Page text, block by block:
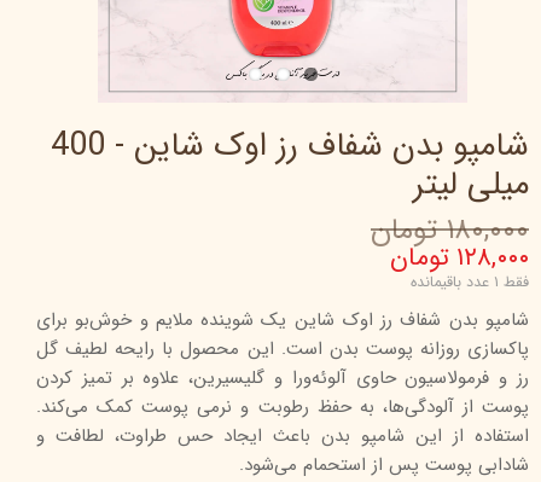
شامپو بدن شفاف رز اوک شاین - 400
میلی لیتر
۱۸۰,۰۰۰ تومان
۱۲۸,۰۰۰ تومان
فقط ۱ عدد باقیمانده
شامپو بدن شفاف رز اوک شاین یک شوینده ملایم و خوش‌بو برای
پاکسازی روزانه پوست بدن است. این محصول با رایحه لطیف گل
رز و فرمولاسیون حاوی آلوئه‌ورا و گلیسیرین، علاوه بر تمیز کردن
پوست از آلودگی‌ها، به حفظ رطوبت و نرمی پوست کمک می‌کند.
استفاده از این شامپو بدن باعث ایجاد حس طراوت، لطافت و
شادابی پوست پس از استحمام می‌شود.